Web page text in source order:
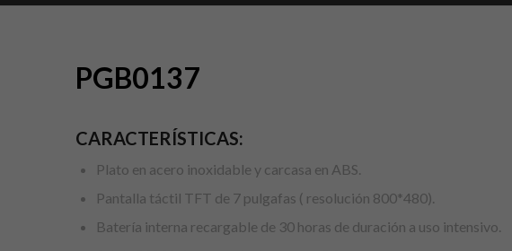
PGB0137
CARACTERÍSTICAS:
Plato en acero inoxidable y carcasa en ABS.
Pantalla táctil TFT de 7 pulgafas ( resolución 800*480).
Batería interna recargable de 30 horas de duración a uso intensivo.